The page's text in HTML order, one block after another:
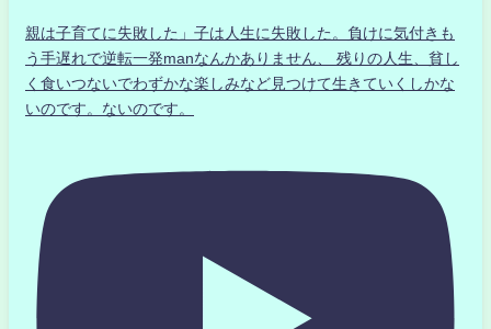
親は子育てに失敗した」子は人生に失敗した。負けに気付きも
う手遅れで逆転一発manなんかありません、 残りの人生、貧し
く食いつないでわずかな楽しみなど見つけて生きていくしかな
いのです。ないのです。